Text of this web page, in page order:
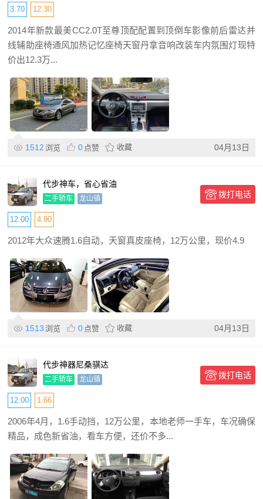
3.70 12.30
2014年新款最美CC2.0T至尊顶配配置到顶倒车影像前后雷达并
线辅助座椅通风加热记忆座椅天窗丹拿音响改装车内氛围灯现特
价出12.3万...
1512 浏览 0 点赞 收藏 04月13日
代步神车，省心省油
二手轿车 龙山镇 拨打电话
12.00 4.90
2012年大众速腾1.6自动，天窗真皮座椅，12万公里，现价4.9
1513 浏览 0 点赞 收藏 04月13日
代步神器尼桑骐达
二手轿车 龙山镇 拨打电话
12.00 1.66
2006年4月，1.6手动挡，12万公里，本地老师一手车，车况确保
精品，成色新省油，看车方便，还价不多...